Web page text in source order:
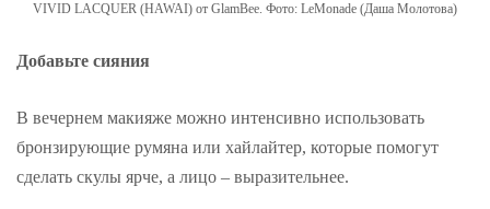
VIVID LACQUER (HAWAI) от GlamBee. Фото: LeMonade (Даша Молотова)
Добавьте сияния
В вечернем макияже можно интенсивно использовать
бронзирующие румяна или хайлайтер, которые помогут
сделать скулы ярче, а лицо – выразительнее.